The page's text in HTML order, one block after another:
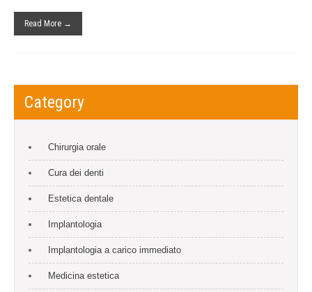
Read More →
Category
Chirurgia orale
Cura dei denti
Estetica dentale
Implantologia
Implantologia a carico immediato
Medicina estetica